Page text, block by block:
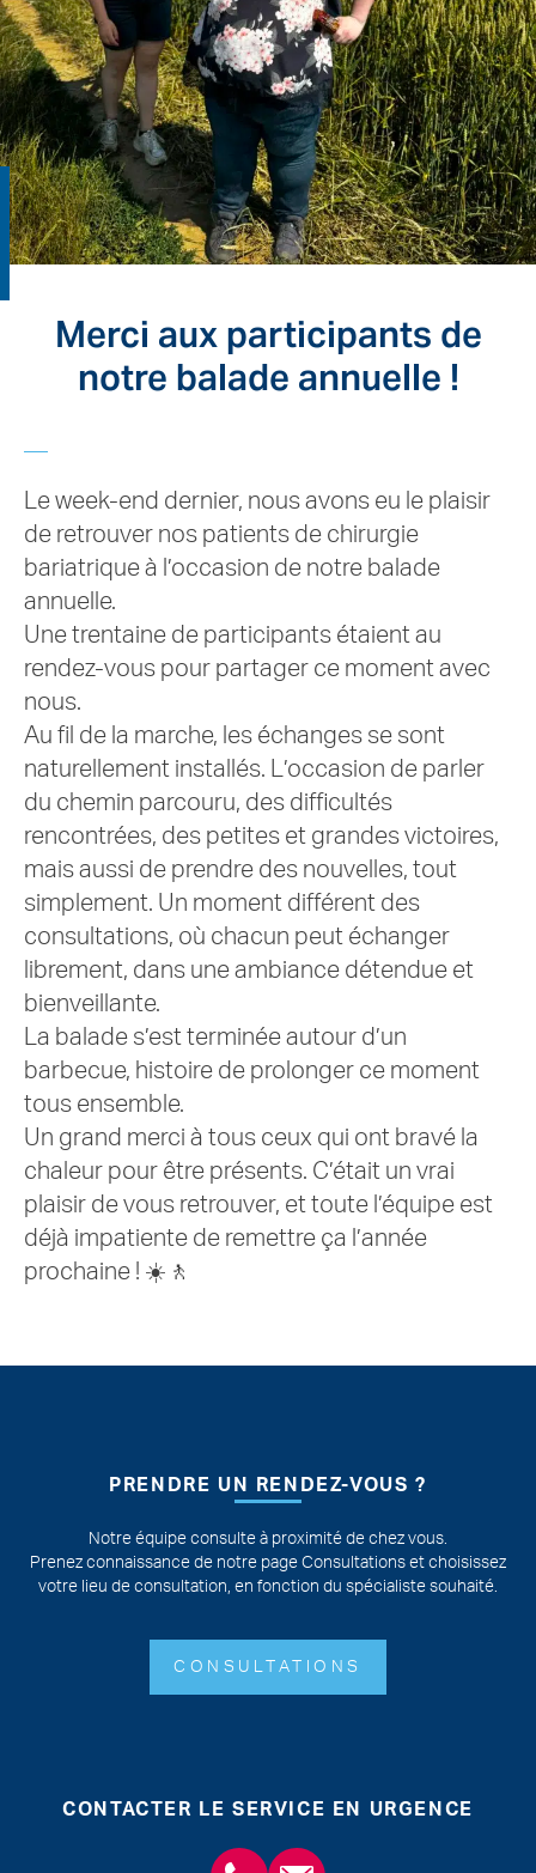
Merci aux participants de
notre balade annuelle !
Le week-end dernier, nous avons eu le plaisir
de retrouver nos patients de chirurgie
bariatrique à l’occasion de notre balade
annuelle.
Une trentaine de participants étaient au
rendez-vous pour partager ce moment avec
nous.
Au fil de la marche, les échanges se sont
naturellement installés. L’occasion de parler
du chemin parcouru, des difficultés
rencontrées, des petites et grandes victoires,
mais aussi de prendre des nouvelles, tout
simplement. Un moment différent des
consultations, où chacun peut échanger
librement, dans une ambiance détendue et
bienveillante.
La balade s’est terminée autour d’un
barbecue, histoire de prolonger ce moment
tous ensemble.
Un grand merci à tous ceux qui ont bravé la
chaleur pour être présents. C’était un vrai
plaisir de vous retrouver, et toute l’équipe est
déjà impatiente de remettre ça l’année
prochaine ! ☀️🚶
PRENDRE UN RENDEZ-VOUS ?
Notre équipe consulte à proximité de chez vous.
Prenez connaissance de notre page Consultations et choisissez
votre lieu de consultation, en fonction du spécialiste souhaité.
CONSULTATIONS
CONTACTER LE SERVICE EN URGENCE